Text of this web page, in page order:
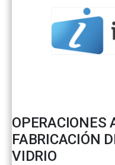
OPERACIONES
FABRICACIÓN
VIDRIO